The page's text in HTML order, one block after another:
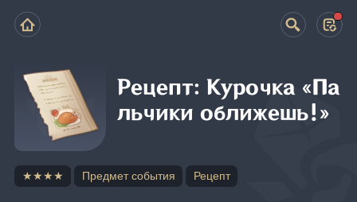
Рецепт: Курочка «Па
льчики оближешь!»
★★★★ Предмет события Рецепт